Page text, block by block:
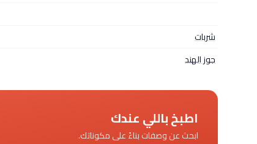
شربات
جوز الهند
اطبخ باللي عندك
ابحث عن وصفات بناءً على مكوناتك.